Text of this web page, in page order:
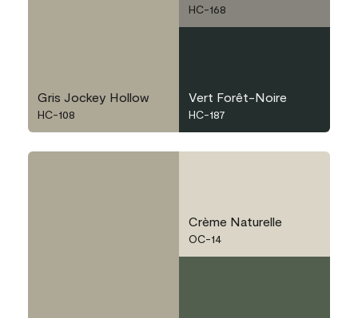
Gris Jockey Hollow
HC-108
HC-168
Vert Forêt-Noire
HC-187
Crème Naturelle
OC-14